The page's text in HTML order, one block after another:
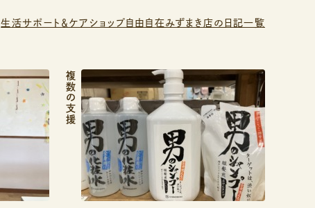
生活サポート＆ケアショップ自由自在みずまき店の日記一覧
複数の支援